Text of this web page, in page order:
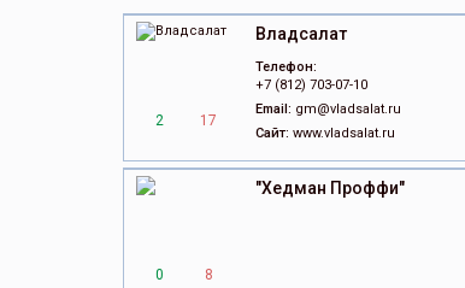
2 17
Владсалат
Телефон:
+7 (812) 703-07-10
Email: gm@vladsalat.ru
Сайт: www.vladsalat.ru
0 8
"Хедман Проффи"